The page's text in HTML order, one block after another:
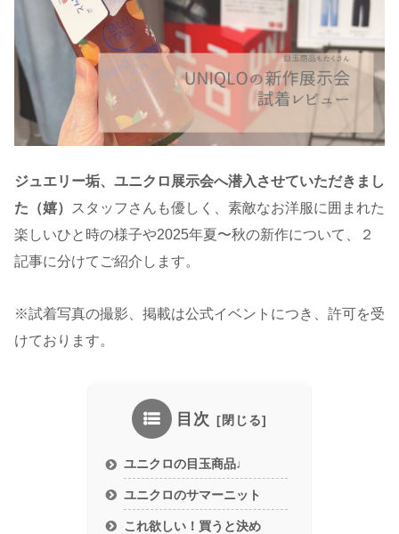
ジュエリー垢、ユニクロ展示会へ潜入させていただきまし
た（嬉） スタッフさんも優しく、素敵なお洋服に囲まれた
楽しいひと時の様子や2025年夏〜秋の新作について、２
記事に分けてご紹介します。
※試着写真の撮影、掲載は公式イベントにつき、許可を受
けております。
目次
ユニクロの目玉商品♩
ユニクロのサマーニット
これ欲しい！買うと決め